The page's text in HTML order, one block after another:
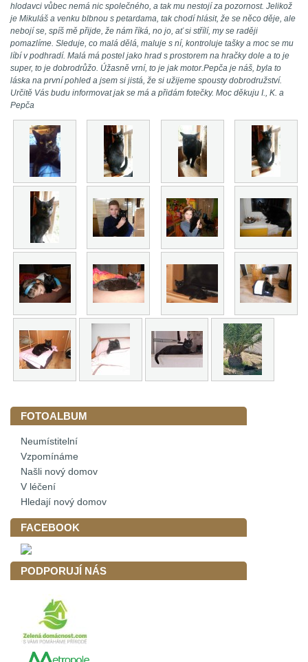
hlodavci vůbec nemá nic společného, a tak mu nestojí za pozornost. Jelikož
je Mikuláš a venku blbnou s petardama, tak chodí hlásit, že se něco děje, ale
nebojí se, spíš mě přijde, že nám říká, no jo, ať si střílí, my se raději
pomazlíme. Sleduje, co malá dělá, maluje s ní, kontroluje tašky a moc se mu
líbí v podhradí. Malá má postel jako hrad s prostorem na hračky dole a to je
super, to je dobrodrůžo. Úžasně vrní, to je jak motor.Pepča je náš, byla to
láska na první pohled a jsem si jistá, že si užijeme spousty dobrodružství.
Určitě Vás budu informovat jak se má a přidám fotečky. Moc děkuju I., K. a
Pepča
FOTOALBUM
Neumístitelní
Vzpomínáme
Našli nový domov
V léčení
Hledají nový domov
FACEBOOK
PODPORUJÍ NÁS